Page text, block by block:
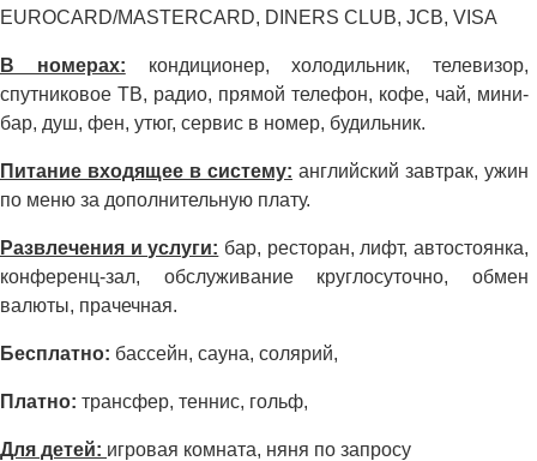
EUROCARD/MASTERCARD, DINERS CLUB, JCB, VISA
В номерах: кондиционер, холодильник, телевизор,
спутниковое ТВ, радио, прямой телефон, кофе, чай, мини-
бар, душ, фен, утюг, сервис в номер, будильник.
Питание входящее в систему: английский завтрак, ужин
по меню за дополнительную плату.
Развлечения и услуги: бар, ресторан, лифт, автостоянка,
конференц-зал, обслуживание круглосуточно, обмен
валюты, прачечная.
Бесплатно: бассейн, сауна, солярий,
Платно: трансфер, теннис, гольф,
Для детей: игровая комната, няня по запросу